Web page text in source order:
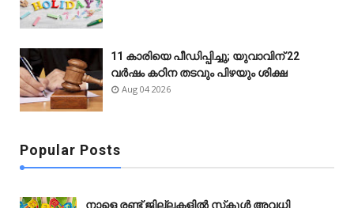
11 കാരിയെ പീഡിപ്പിച്ചു; യുവാവിന് 22
വർഷം കഠിന തടവും പിഴയും ശിക്ഷ
Aug 04 2026
Popular Posts
നാളെ രണ്ട് ജില്ലകളിൽ സ്‌കൂൾ അവധി